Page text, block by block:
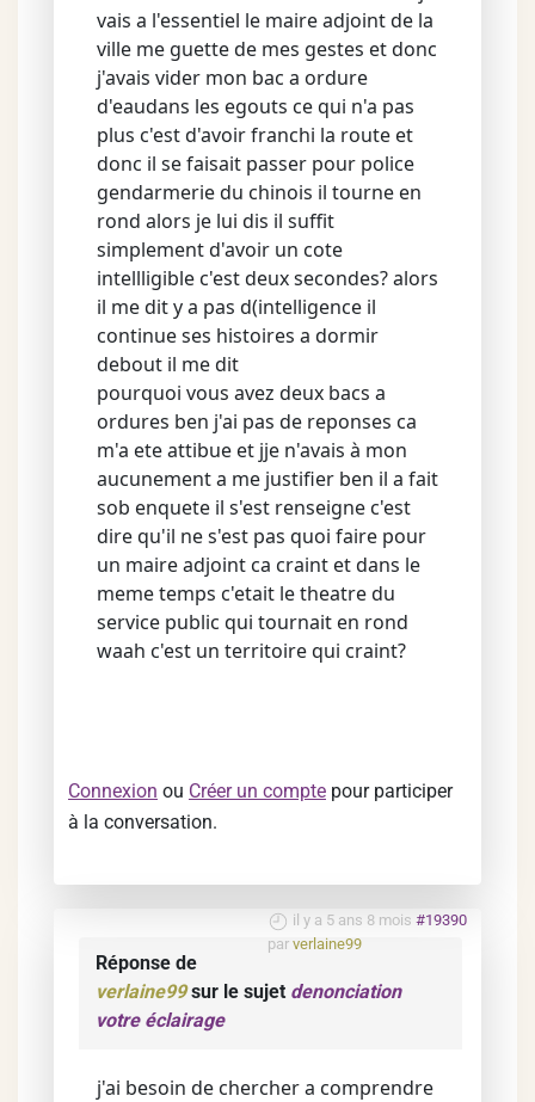
vais a l'essentiel le maire adjoint de la
ville me guette de mes gestes et donc
j'avais vider mon bac a ordure
d'eaudans les egouts ce qui n'a pas
plus c'est d'avoir franchi la route et
donc il se faisait passer pour police
gendarmerie du chinois il tourne en
rond alors je lui dis il suffit
simplement d'avoir un cote
intellligible c'est deux secondes? alors
il me dit y a pas d(intelligence il
continue ses histoires a dormir
debout il me dit
pourquoi vous avez deux bacs a
ordures ben j'ai pas de reponses ca
m'a ete attibue et jje n'avais à mon
aucunement a me justifier ben il a fait
sob enquete il s'est renseigne c'est
dire qu'il ne s'est pas quoi faire pour
un maire adjoint ca craint et dans le
meme temps c'etait le theatre du
service public qui tournait en rond
waah c'est un territoire qui craint?
Connexion ou Créer un compte pour participer
à la conversation.
il y a 5 ans 8 mois #19390
par verlaine99
Réponse de
verlaine99sur le sujet denonciation
votre éclairage
j'ai besoin de chercher a comprendre